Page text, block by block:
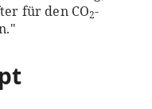
für den CO2-